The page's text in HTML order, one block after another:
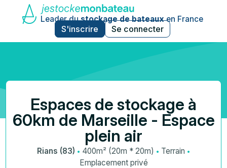
Leader dustockage de bateauxen France
S'inscrire Se connecter
Espaces de stockage à
60km de Marseille - Espace
plein air
Rians (83) · 400m² (20m * 20m) · Terrain ·
Emplacement privé